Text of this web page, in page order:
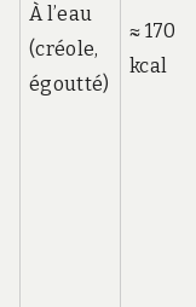
À l’eau
(créole,
égoutté)
≈ 170
kcal